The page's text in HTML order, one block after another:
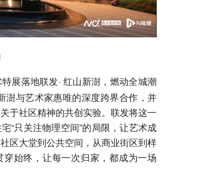
展落地联发· 红山新澍，燃动全城潮
澍与艺术家惠唯的深度跨界合作，并
于社区精神的共创实验。联发将这一
“只关注物理空间”的局限，让艺术成
区大堂到公共空间，从商业街区到样
始终，让每一次归家，都成为一场